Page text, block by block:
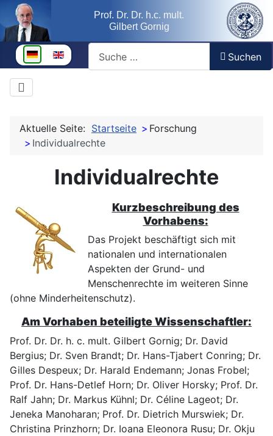
Prof. Dr. Dr. h.c. mult.
Gilbert Gornig
Sprache auswählen Suchen
Aktuelle Seite: Startseite
Forschung
Individualrechte
Individualrechte
Kurzbeschreibung des
Vorhabens:
Das Projekt beschäftigt sich mit
nationalen und internationalen
Aspekten der Grund- und
Menschenrechte im weiteren Sinne
(ohne Minderheitenschutz).
Am Vorhaben beteiligte Wissenschaftler:
Prof. Dr. Dr. h. c. mult. Gilbert Gornig; Dr. David
Bergius; Dr. Sven Brandt; Dr. Hans-Tjabert Conring; Dr.
Gilles Despeux; Dr. Harald Endemann; Jonas Frobel;
Prof. Dr. Hans-Detlef Horn; Dr. Oliver Horsky; Prof. Dr.
Ralf Jahn; Dr. Markus Kühnl; Dr. Céline Lageot; Dr.
Jeneka Manoharan; Prof. Dr. Dietrich Murswiek; Dr.
Christina Prinzhorn; Dr. Ioana Eleonora Rusu; Dr. Okju